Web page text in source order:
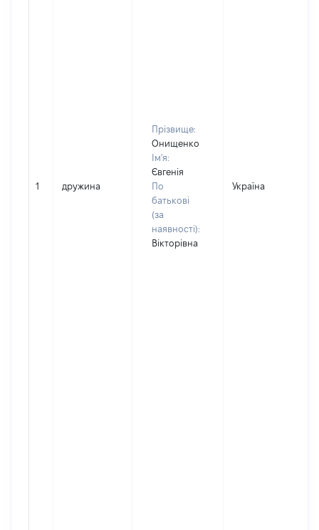
1 дружина
Прізвище:
Онищенко
Ім'я:
Євгенія
По
батькові
(за
наявності):
Вікторівна
Україна